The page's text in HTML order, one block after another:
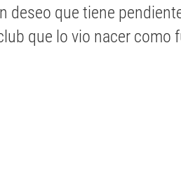
deseo que tiene
que lo vio nacer como